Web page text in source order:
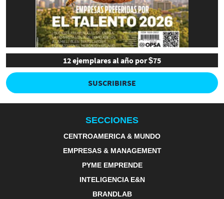
12 ejemplares al año por $75
SUSCRIBIRSE
SECCIONES
CENTROAMERICA & MUNDO
EMPRESAS & MANAGEMENT
PYME EMPRENDE
INTELIGENCIA E&N
BRANDLAB